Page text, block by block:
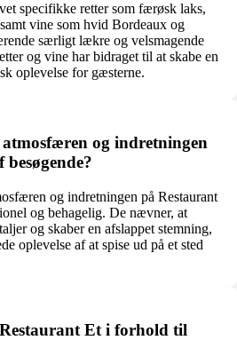
specifikke retter som færøsk laks,
vine som hvid Bordeaux og
særligt lækre og velsmagende
og vine har bidraget til at skabe en
oplevelse for gæsterne.
og indretningen
og indretningen på Restaurant
og behagelig. De nævner, at
og skaber en afslappet stemning,
oplevelse af at spise ud på et sted
Et i forhold til